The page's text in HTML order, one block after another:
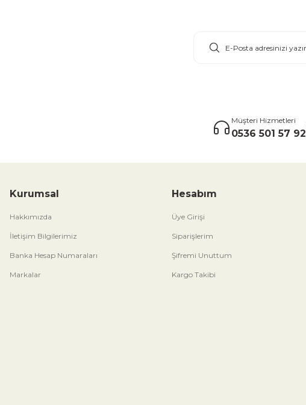
Müşteri Hizmetleri
0536 501 57 92
Kurumsal
Hakkımızda
İletişim Bilgilerimiz
Banka Hesap Numaraları
Markalar
Hesabım
Üye Girişi
Siparişlerim
Şifremi Unuttum
Kargo Takibi